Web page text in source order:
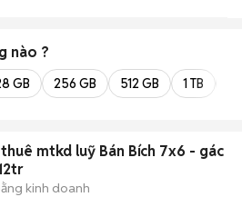
nào ?
GB 256 GB 512 GB 1 TB
mtkd luỹ Bán Bích 7x6 - gác
kinh doanh